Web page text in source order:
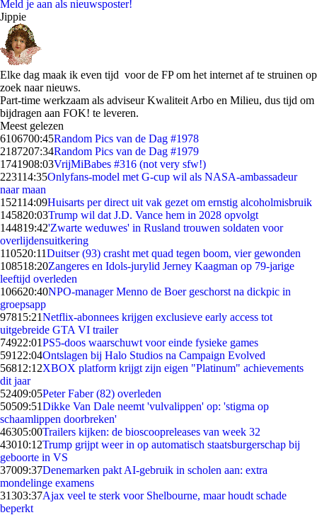
Meld je aan als nieuwsposter!
Jippie
Elke dag maak ik even tijd voor de FP om het internet af te struinen op
zoek naar nieuws.
Part-time werkzaam als adviseur Kwaliteit Arbo en Milieu, dus tijd om
bijdragen aan FOK! te leveren.
Meest gelezen
6106700:45Random Pics van de Dag #1978
2187207:34Random Pics van de Dag #1979
1741908:03VrijMiBabes #316 (not very sfw!)
223114:35Onlyfans-model met G-cup wil als NASA-ambassadeur
naar maan
152114:09Huisarts per direct uit vak gezet om ernstig alcoholmisbruik
145820:03Trump wil dat J.D. Vance hem in 2028 opvolgt
144819:42'Zwarte weduwes' in Rusland trouwen soldaten voor
overlijdensuitkering
110520:11Duitser (93) crasht met quad tegen boom, vier gewonden
108518:20Zangeres en Idols-jurylid Jerney Kaagman op 79-jarige
leeftijd overleden
106620:40NPO-manager Menno de Boer geschorst na dickpic in
groepsapp
97815:21Netflix-abonnees krijgen exclusieve early access tot
uitgebreide GTA VI trailer
74922:01PS5-doos waarschuwt voor einde fysieke games
591 22:04Ontslagen bij Halo Studios na Campaign Evolved
56812:12XBOX platform krijgt zijn eigen "Platinum" achievements
dit jaar
52409:05Peter Faber (82) overleden
50509:51Dikke Van Dale neemt 'vulvalippen' op: 'stigma op
schaamlippen doorbreken'
46305:00Trailers kijken: de bioscoopreleases van week 32
43010:12Trump grijpt weer in op automatisch staatsburgerschap bij
geboorte in VS
37009:37Denemarken pakt AI-gebruik in scholen aan: extra
mondelinge examens
31303:37Ajax veel te sterk voor Shelbourne, maar houdt schade
beperkt